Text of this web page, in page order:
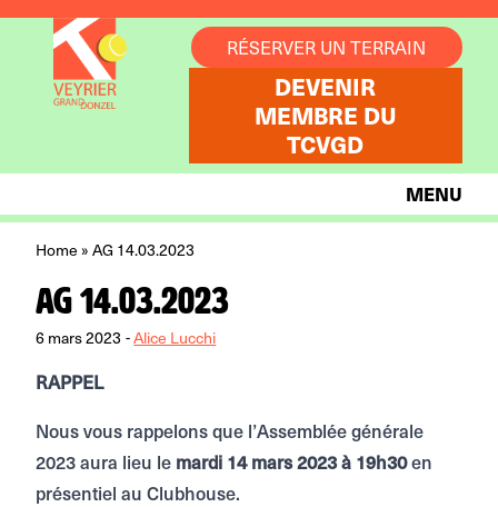
RÉSERVER UN TERRAIN
DEVENIR
MEMBRE DU
TCVGD
MENU
Home »AG 14.03.2023
AG 14.03.2023
6 mars 2023 -Alice Lucchi
RAPPEL
Nous vous rappelons que l’Assemblée générale
2023 aura lieu le mardi 14 mars 2023 à 19h30en
présentiel au Clubhouse.